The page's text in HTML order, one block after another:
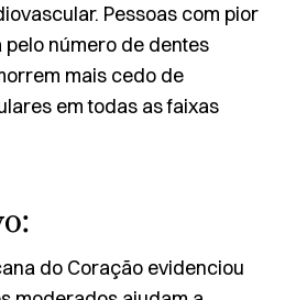
Pessoas com pior
número de dentes
mais cedo de
em todas as faixas
do Coração evidenciou